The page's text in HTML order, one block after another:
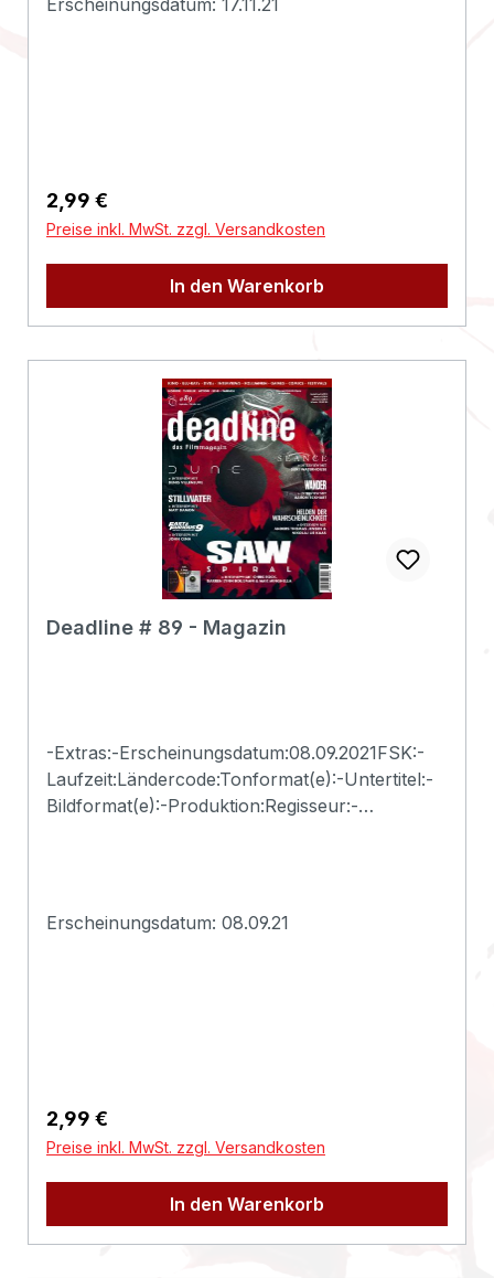
ationen:Deadline
Erscheinungsdatum: 17.11.21
Regulärer Preis:
2,99 €
Preise inkl. MwSt. zzgl. Versandkosten
In den Warenkorb
Deadline # 89 - Magazin
-Extras:-Erscheinungsdatum:08.09.2021FSK:-
Laufzeit:Ländercode:Tonformat(e):-Untertitel:-
Bildformat(e):-Produktion:Regisseur:-
Produktsicherheitsverordnung)Herstellerinform
ationen:Deadline
Erscheinungsdatum: 08.09.21
Regulärer Preis:
2,99 €
Preise inkl. MwSt. zzgl. Versandkosten
In den Warenkorb